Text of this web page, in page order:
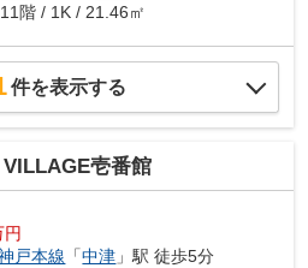
11階 / 1K / 21.46㎡
件を表示する
VILLAGE壱番館
円
戸本線 「中津 」駅 徒歩5分